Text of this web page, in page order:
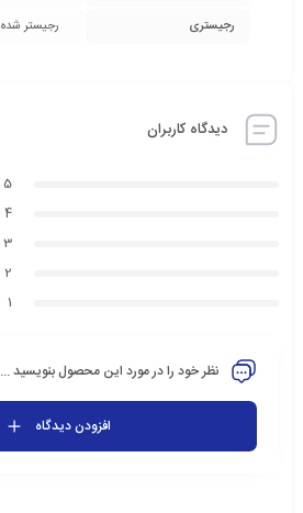
رجیستری
رجیستر شده
دیدگاه کاربران
5
4
3
2
1
نظر خود را در مورد این محصول بنویسید ...
افزودن دیدگاه